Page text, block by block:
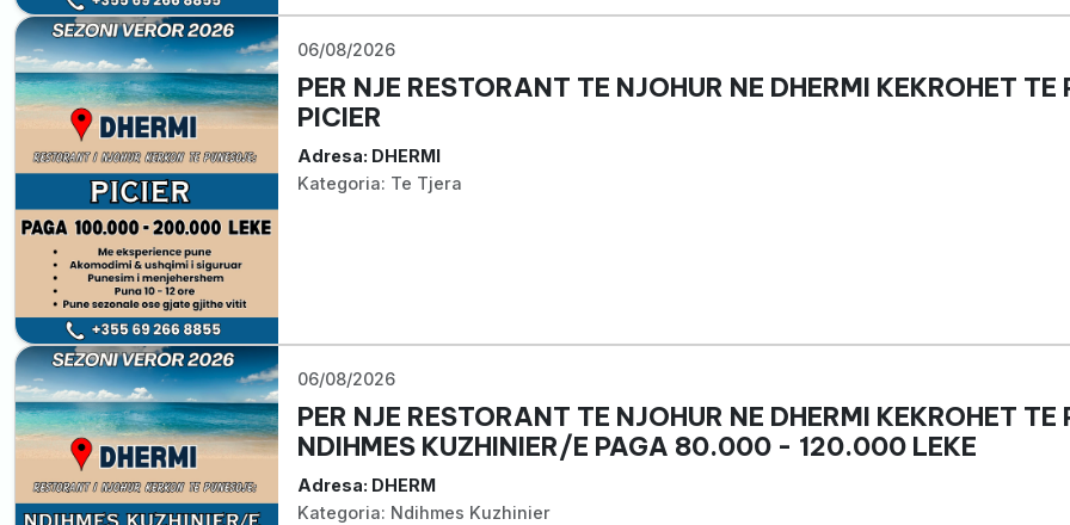
06/08/2026
PER NJE RESTORANT TE NJOHUR NE DHERMI KEKROHET TE
PICIER
Adresa: DHERMI
Kategoria: Te Tjera
06/08/2026
PER NJE RESTORANT TE NJOHUR NE DHERMI KEKROHET TE
NDIHMES KUZHINIER/E PAGA 80.000 - 120.000 LEKE
Adresa: DHERM
Kategoria: Ndihmes Kuzhinier